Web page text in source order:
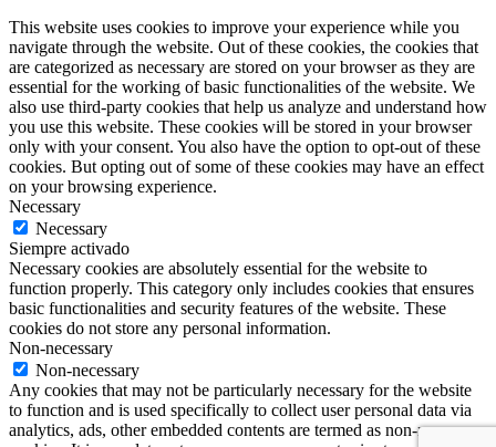
This website uses cookies to improve your experience while you
navigate through the website. Out of these cookies, the cookies that
are categorized as necessary are stored on your browser as they are
essential for the working of basic functionalities of the website. We
also use third-party cookies that help us analyze and understand how
you use this website. These cookies will be stored in your browser
only with your consent. You also have the option to opt-out of these
cookies. But opting out of some of these cookies may have an effect
on your browsing experience.
Necessary
Necessary
Siempre activado
Necessary cookies are absolutely essential for the website to
function properly. This category only includes cookies that ensures
basic functionalities and security features of the website. These
cookies do not store any personal information.
Non-necessary
Non-necessary
Any cookies that may not be particularly necessary for the website
to function and is used specifically to collect user personal data via
analytics, ads, other embedded contents are termed as non-necessary